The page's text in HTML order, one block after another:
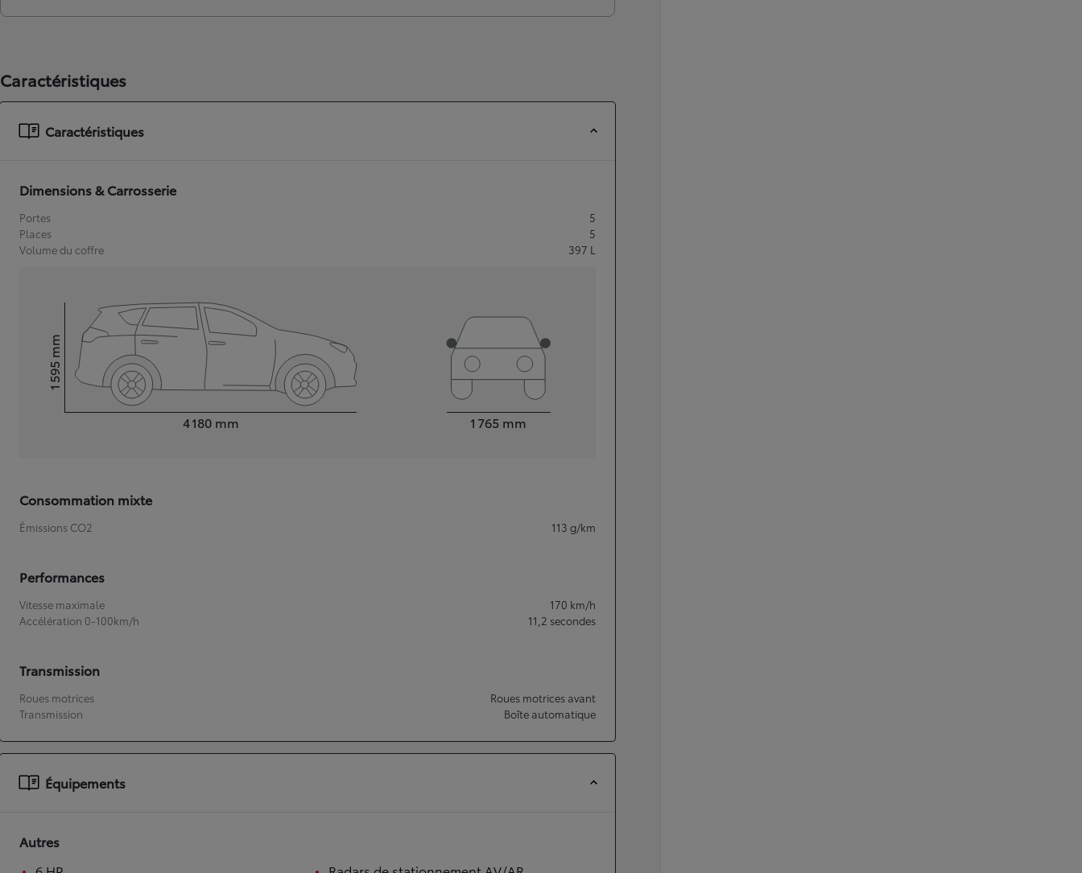
À partir de 19 700 €
HYBRIDE
Disponible prochainement
Caractéristiques
Caractéristiques
Dimensions & Carrosserie
Portes
5
Places
5
Volume du coffre
397 L
4 180 mm
Hauteur1 595
mm
1 765 mm
Consommation mixte
Émissions CO2 113 g/km
Performances
Vitesse maximale 170 km/h
Accélération 0-100km/h
11,2 secondes
Transmission
Roues motrices
Roues motrices avant
Transmission
Boîte automatique
Équipements
Autres